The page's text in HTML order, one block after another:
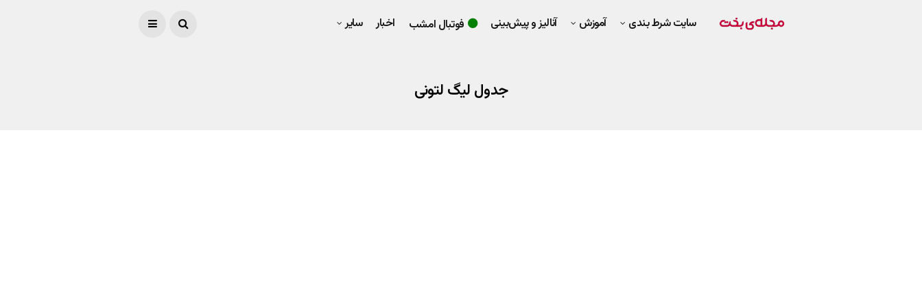
سایت شرط بندی آموزش آنالیز و پیش‌بینی فوتبال امشب اخبار سایر
جدول لیگ لتونی